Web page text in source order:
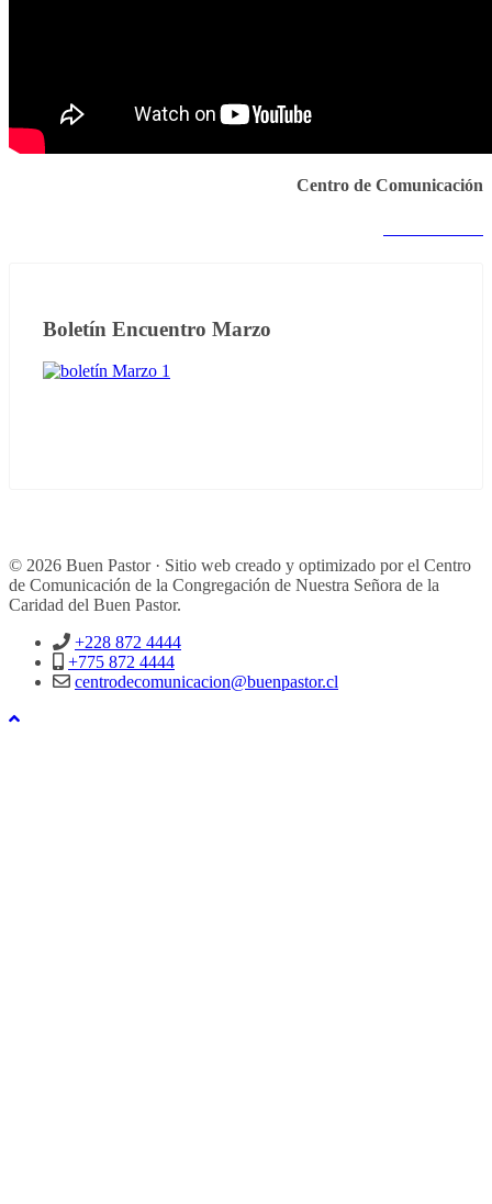
Centro de Comunicación
Boletín Encuentro Marzo
© 2026 Buen Pastor · Sitio web creado y optimizado por el Centro
de Comunicación de la Congregación de Nuestra Señora de la
Caridad del Buen Pastor.
+228 872 4444
+775 872 4444
centrodecomunicacion@buenpastor.cl